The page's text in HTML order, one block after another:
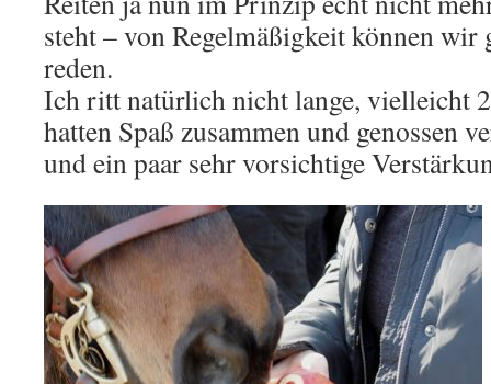
steht – von Regelmäßigkeit können
reden.
Ich ritt natürlich nicht lange, vielleicht
hatten Spaß zusammen und genossen
und ein paar sehr vorsichtige